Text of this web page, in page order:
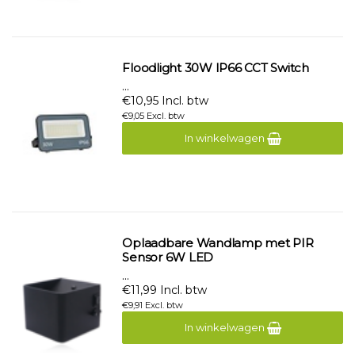
Floodlight 30W IP66 CCT Switch
...
€10,95 Incl. btw
€9,05 Excl. btw
In winkelwagen
Oplaadbare Wandlamp met PIR
Sensor 6W LED
...
€11,99 Incl. btw
€9,91 Excl. btw
In winkelwagen